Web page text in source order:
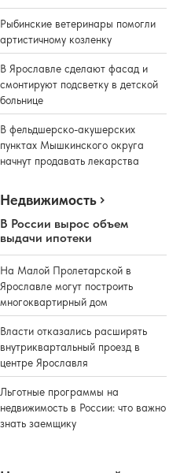
Рыбинские ветеринары помогли
артистичному козленку
В Ярославле сделают фасад и
смонтируют подсветку в детской
больнице
В фельдшерско-акушерских
пунктах Мышкинского округа
начнут продавать лекарства
Недвижимость
В России вырос объем
выдачи ипотеки
На Малой Пролетарской в
Ярославле могут построить
многоквартирный дом
Власти отказались расширять
внутриквартальный проезд в
центре Ярославля
Льготные программы на
недвижимость в России: что важно
знать заемщику